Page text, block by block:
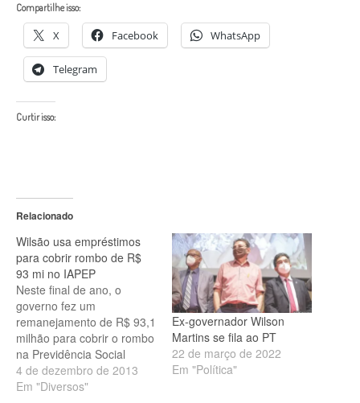
Compartilhe isso:
X Facebook WhatsApp
Telegram
Curtir isso:
Relacionado
Wilsão usa empréstimos
para cobrir rombo de R$
93 mi no IAPEP
Neste final de ano, o
governo fez um
remanejamento de R$ 93,1
milhão para cobrir o rombo
na Previdência Social
(IAPEP) dos servidores do
Executivo, Judiciário e
4 de dezembro de 2013
Em "Diversos"
Ex-governador Wilson
Martins se fila ao PT
22 de março de 2022
Em "Política"